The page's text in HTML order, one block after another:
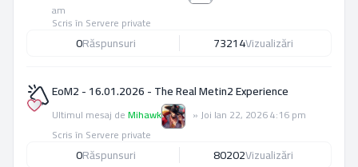
am
Scris în Servere private
0Răspunsuri 73214Vizualizări
EoM2 - 16.01.2026 - The Real Metin2 Experience
Ultimul mesaj deMihawk » Joi Ian 22, 2026 4:16 pm
Scris în Servere private
0Răspunsuri 80202Vizualizări